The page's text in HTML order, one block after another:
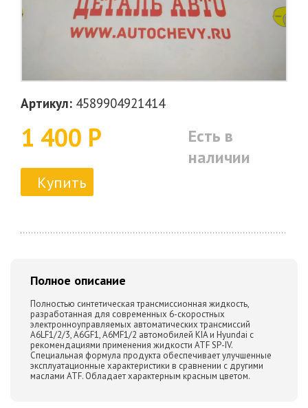
Артикул: 4589904921414
1 400 Р
Есть в
наличии
Купить
Полное описание
Полностью синтетическая трансмиссионная жидкость,
разработанная для современных 6-скоростных
электронноуправляемых автоматических трансмиссий
A6LF1/2/3, A6GF1, A6MF1/2 автомобилей KIA и Hyundai с
рекомендациями применения жидкости ATF SP-IV.
Специальная формула продукта обеспечивает улучшенные
эксплуатационные характеристики в сравнении с другими
маслами ATF. Обладает характерным красным цветом.